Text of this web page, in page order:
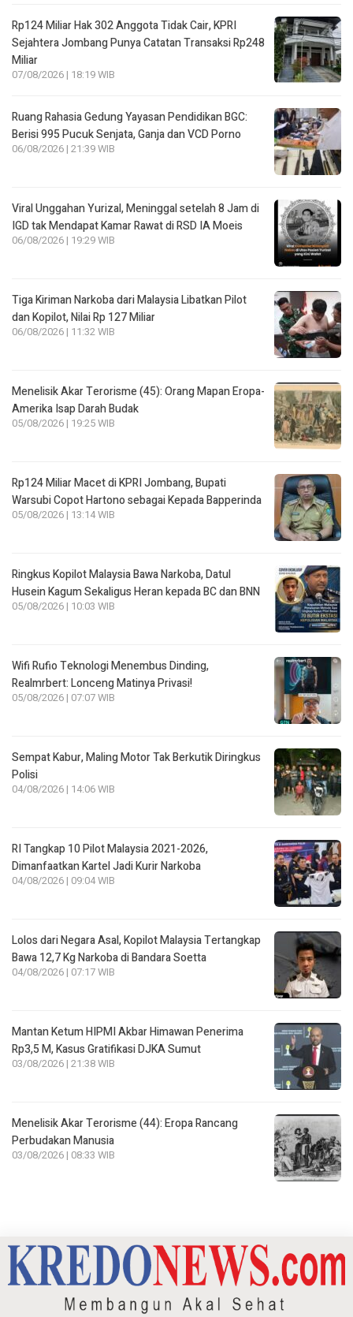
Rp124 Miliar Hak 302 Anggota Tidak Cair, KPRI
Sejahtera Jombang Punya Catatan Transaksi Rp248
Miliar
07/08/2026 | 18:19 WIB
Ruang Rahasia Gedung Yayasan Pendidikan BGC:
Berisi 995 Pucuk Senjata, Ganja dan VCD Porno
06/08/2026 | 21:39 WIB
Viral Unggahan Yurizal, Meninggal setelah 8 Jam di
IGD tak Mendapat Kamar Rawat di RSD IA Moeis
06/08/2026 | 19:29 WIB
Tiga Kiriman Narkoba dari Malaysia Libatkan Pilot
dan Kopilot, Nilai Rp 127 Miliar
06/08/2026 | 11:32 WIB
Menelisik Akar Terorisme (45): Orang Mapan Eropa-
Amerika Isap Darah Budak
05/08/2026 | 19:25 WIB
Rp124 Miliar Macet di KPRI Jombang, Bupati
Warsubi Copot Hartono sebagai Kepada Bapperinda
05/08/2026 | 13:14 WIB
Ringkus Kopilot Malaysia Bawa Narkoba, Datul
Husein Kagum Sekaligus Heran kepada BC dan BNN
05/08/2026 | 10:03 WIB
Wifi Rufio Teknologi Menembus Dinding,
Realmrbert: Lonceng Matinya Privasi!
05/08/2026 | 07:07 WIB
Sempat Kabur, Maling Motor Tak Berkutik Diringkus
Polisi
04/08/2026 | 14:06 WIB
RI Tangkap 10 Pilot Malaysia 2021-2026,
Dimanfaatkan Kartel Jadi Kurir Narkoba
04/08/2026 | 09:04 WIB
Lolos dari Negara Asal, Kopilot Malaysia Tertangkap
Bawa 12,7 Kg Narkoba di Bandara Soetta
04/08/2026 | 07:17 WIB
Mantan Ketum HIPMI Akbar Himawan Penerima
Rp3,5 M, Kasus Gratifikasi DJKA Sumut
03/08/2026 | 21:38 WIB
Menelisik Akar Terorisme (44): Eropa Rancang
Perbudakan Manusia
03/08/2026 | 08:33 WIB